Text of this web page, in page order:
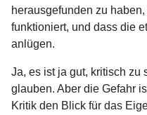
herausgefunden zu
funktioniert, und dass die
anlügen.
Ja, es ist ja gut, kritisch zu
glauben. Aber die Gefahr
Kritik den Blick für das